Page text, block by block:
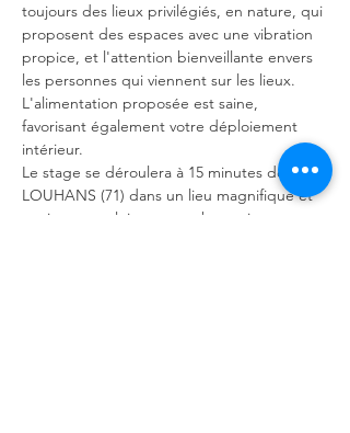
toujours des lieux privilégiés, en nature, qui
proposent des espaces avec une vibration
propice, et l'attention bienveillante envers
les personnes qui viennent sur les lieux.
L'alimentation proposée est saine,
favorisant également votre déploiement
intérieur.
Le stage se déroulera à 15 minutes de
LOUHANS (71) dans un lieu magnifique et
apaisant en pleine nature bressoise,